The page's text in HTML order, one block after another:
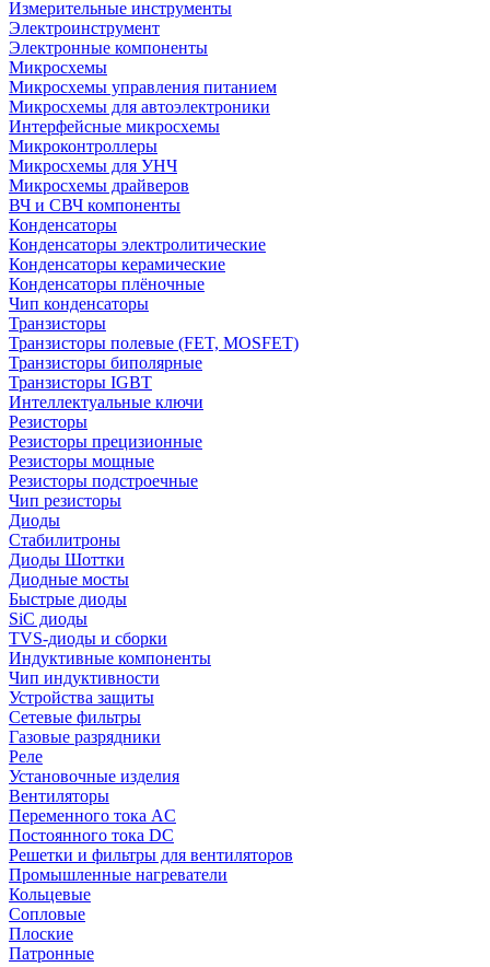
Измерительные инструменты
Электроинструмент
Электронные компоненты
Микросхемы
Микросхемы управления питанием
Микросхемы для автоэлектроники
Интерфейсные микросхемы
Микроконтроллеры
Микросхемы для УНЧ
Микросхемы драйверов
ВЧ и СВЧ компоненты
Конденсаторы
Конденсаторы электролитические
Конденсаторы керамические
Конденсаторы плёночные
Чип конденсаторы
Транзисторы
Транзисторы полевые (FET, MOSFET)
Транзисторы биполярные
Транзисторы IGBT
Интеллектуальные ключи
Резисторы
Резисторы прецизионные
Резисторы мощные
Резисторы подстроечные
Чип резисторы
Диоды
Стабилитроны
Диоды Шоттки
Диодные мосты
Быстрые диоды
SiC диоды
TVS-диоды и сборки
Индуктивные компоненты
Чип индуктивности
Устройства защиты
Сетевые фильтры
Газовые разрядники
Реле
Установочные изделия
Вентиляторы
Переменного тока AC
Постоянного тока DC
Решетки и фильтры для вентиляторов
Промышленные нагреватели
Кольцевые
Сопловые
Плоские
Патронные